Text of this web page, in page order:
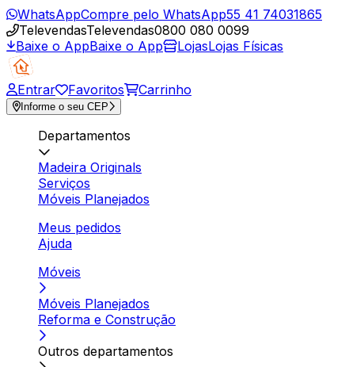
WhatsAppCompre pelo WhatsApp55 41 74031865
TelevendasTelevendas0800 080 0099
Baixe o AppBaixe o App LojasLojas Físicas
Entrar Favoritos Carrinho
Informe o seu CEP
Departamentos
Madeira Originals
Serviços
Móveis Planejados
Meus pedidos
Ajuda
Móveis
Móveis Planejados
Reforma e Construção
Outros departamentos